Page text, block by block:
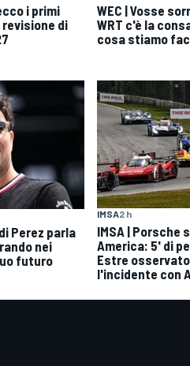
i primi
revisione di
WEC | Vosse
WRT c'è la
cosa stiamo
Perez parla
nei
futuro
IMSA2 h
IMSA | Porsche
America: 5' di
Estre
l'incidente con